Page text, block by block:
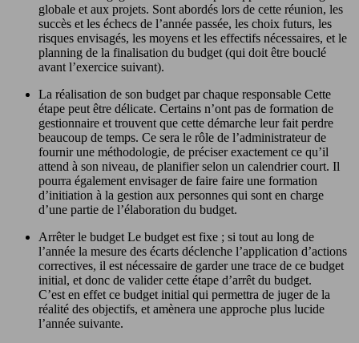
globale et aux projets. Sont abordés lors de cette réunion, les
succès et les échecs de l’année passée, les choix futurs, les
risques envisagés, les moyens et les effectifs nécessaires, et le
planning de la finalisation du budget (qui doit être bouclé
avant l’exercice suivant).
La réalisation de son budget par chaque responsable Cette
étape peut être délicate. Certains n’ont pas de formation de
gestionnaire et trouvent que cette démarche leur fait perdre
beaucoup de temps. Ce sera le rôle de l’administrateur de
fournir une méthodologie, de préciser exactement ce qu’il
attend à son niveau, de planifier selon un calendrier court. Il
pourra également envisager de faire faire une formation
d’initiation à la gestion aux personnes qui sont en charge
d’une partie de l’élaboration du budget.
Arrêter le budget Le budget est fixe ; si tout au long de
l’année la mesure des écarts déclenche l’application d’actions
correctives, il est nécessaire de garder une trace de ce budget
initial, et donc de valider cette étape d’arrêt du budget.
C’est en effet ce budget initial qui permettra de juger de la
réalité des objectifs, et amènera une approche plus lucide
l’année suivante.